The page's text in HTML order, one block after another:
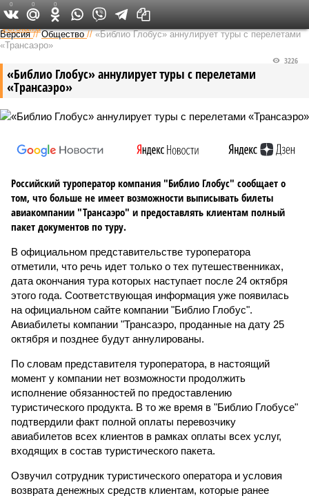
Федеральный выпуск
Версия //Общество //«Библио Глобус» аннулирует туры с перелетами
«Трансаэро»
«Библио Глобус» аннулирует туры с перелетами
«Трансаэро»
3226
Российский туроператор компания "Библио Глобус" сообщает о
том, что больше не имеет возможности выписывать билеты
авиакомпании "Трансаэро" и предоставлять клиентам полный
пакет документов по туру.
В официальном представительстве туроператора
отметили, что речь идет только о тех путешественниках,
дата окончания тура которых наступает после 24 октября
этого года. Соответствующая информация уже появилась
на официальном сайте компании "Библио Глобус".
Авиабилеты компании "Трансаэро, проданные на дату 25
октября и позднее будут аннулированы.
По словам представителя туроператора, в настоящий
момент у компании нет возможности продолжить
исполнение обязанностей по предоставлению
туристического продукта. В то же время в "Библио Глобусе"
подтвердили факт полной оплаты перевозчику
авиабилетов всех клиентов в рамках оплаты всех услуг,
входящих в состав туристического пакета.
Озвучил сотрудник туристического оператора и условия
возврата денежных средств клиентам, которые ранее
0 0 0